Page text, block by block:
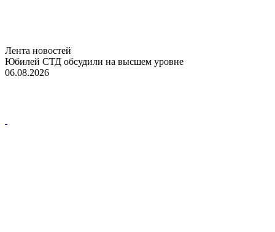
Лента новостей
Юбилей СТД обсудили на высшем уровне
06.08.2026